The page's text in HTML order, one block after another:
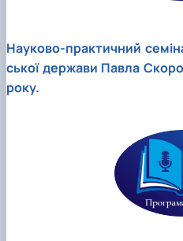
Науково-практичний
ської держави Павла
року.